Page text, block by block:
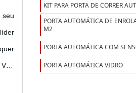
KIT PARA PORTA DE CORRER
PORTA AUTOMÁTICA DE
M2
PORTA AUTOMÁTICA COM
PORTA AUTOMÁTICA VIDRO